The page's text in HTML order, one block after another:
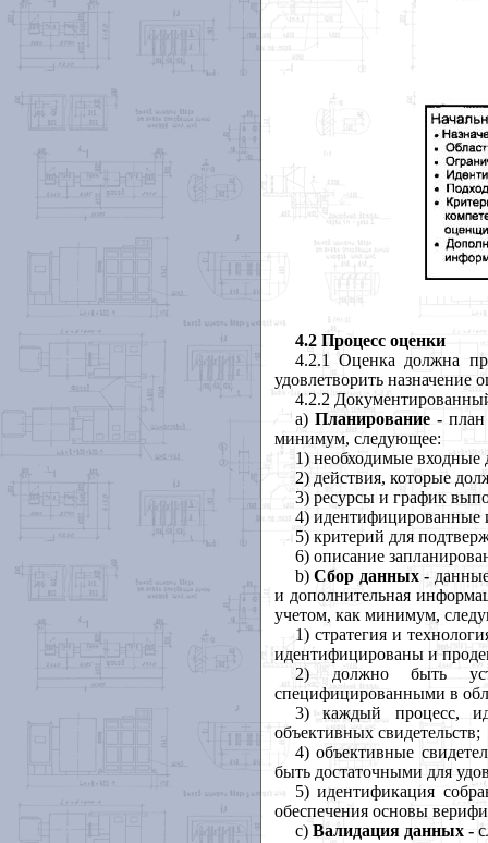
4.2 Процесс оценки
4.2.1 Оценка должна
удовлетворить назначение
4.2.2
a)Планирование - план
минимум,следующее:
1) необходимые входные
2) действия, которые
3) ресурсы и график
4) идентифицированные
5) критерий для
6) описание
b)Сбор данных -
и дополнительная
учетом, как минимум,
1) стратегия и
идентифицированы и
2) должно
быть
специфицированными в
3) каждый
процесс,
объективных свидетельств;
4) объективные
быть достаточными для
5) идентификация
обеспечения основы
c) Валидация данных -